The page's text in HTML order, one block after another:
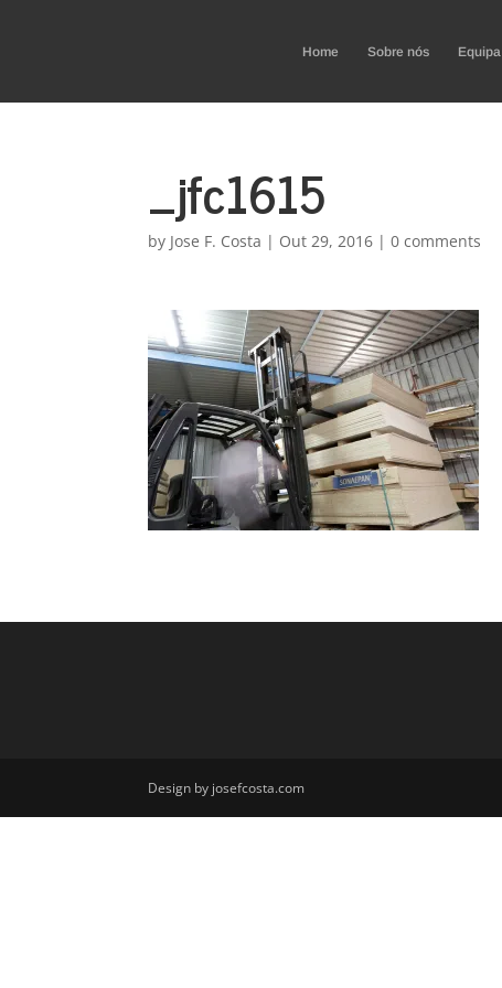
Home Sobre nós Equipa
_jfc1615
by Jose F. Costa | Out 29, 2016 |0 comments
Design by josefcosta.com